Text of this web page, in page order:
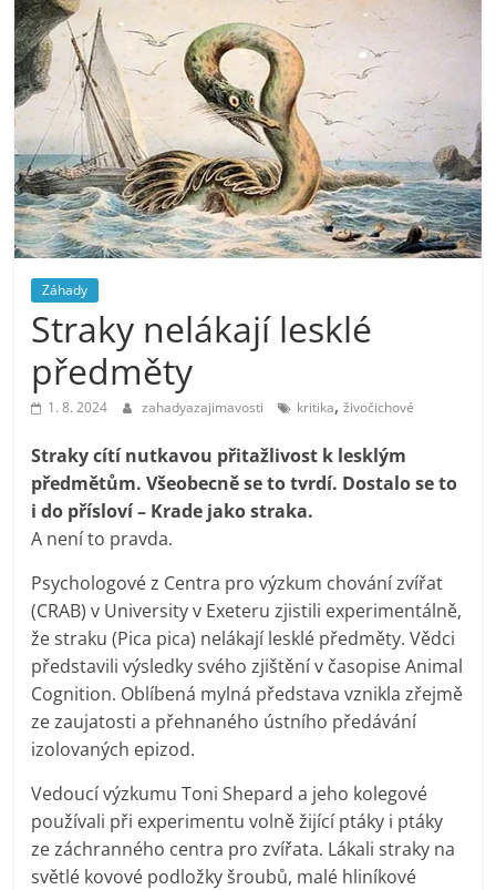
Záhady
Straky nelákají lesklé
předměty
1. 8. 2024 zahadyazajimavosti kritika,živočichové
Straky cítí nutkavou přitažlivost k lesklým
předmětům. Všeobecně se to tvrdí. Dostalo se to
i do přísloví – Krade jako straka.
A není to pravda.
Psychologové z Centra pro výzkum chování zvířat
(CRAB) v University v Exeteru zjistili experimentálně,
že straku (Pica pica) nelákají lesklé předměty. Vědci
představili výsledky svého zjištění v časopise Animal
Cognition. Oblíbená mylná představa vznikla zřejmě
ze zaujatosti a přehnaného ústního předávání
izolovaných epizod.
Vedoucí výzkumu Toni Shepard a jeho kolegové
používali při experimentu volně žijící ptáky i ptáky
ze záchranného centra pro zvířata. Lákali straky na
světlé kovové podložky šroubů, malé hliníkové